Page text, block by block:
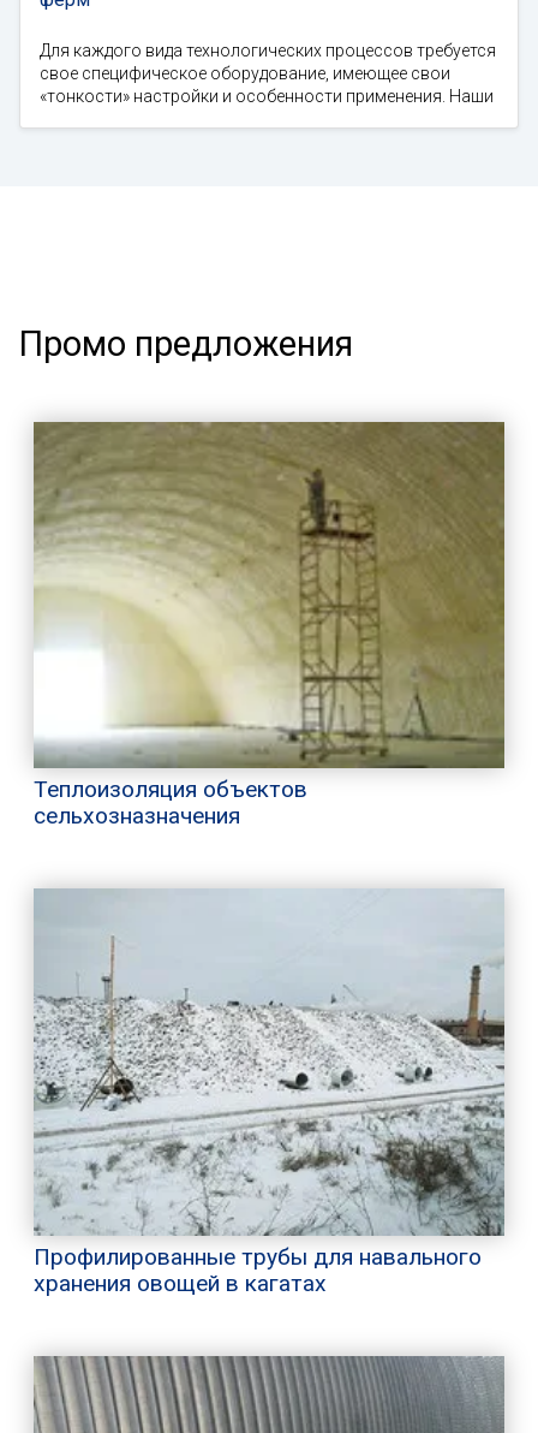
Для каждого вида технологических процессов требуется
свое специфическое оборудование, имеющее свои
«тонкости» настройки и особенности применения. Наши
Промо предложения
Теплоизоляция объектов
сельхозназначения
Профилированные трубы для навального
хранения овощей в кагатах